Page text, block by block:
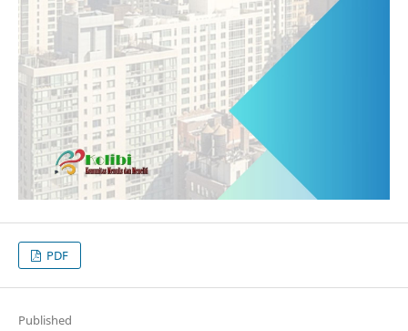
PDF
Published